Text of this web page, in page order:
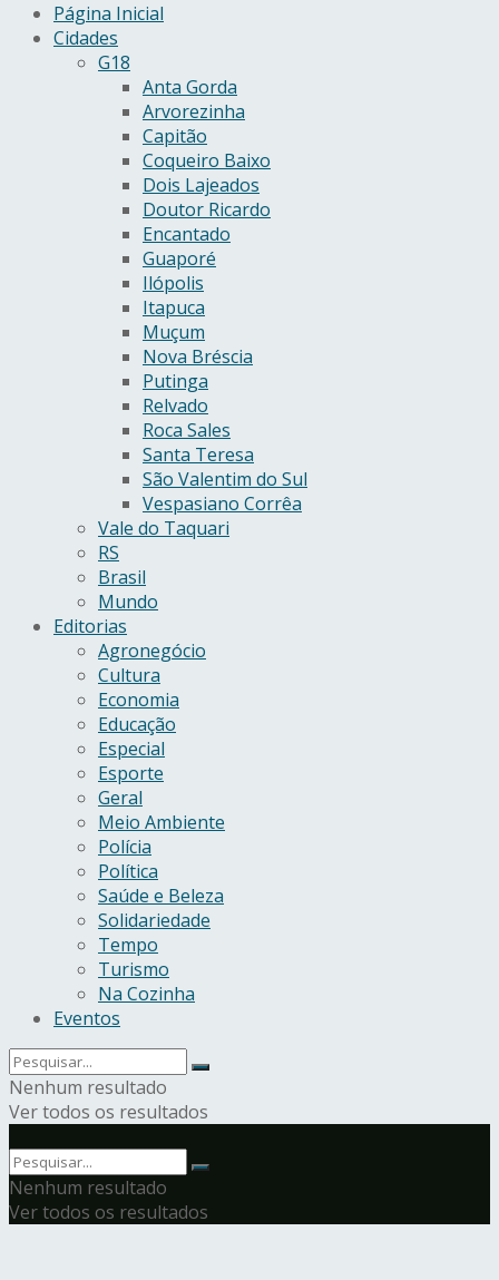
Página Inicial
Cidades
G18
Anta Gorda
Arvorezinha
Capitão
Coqueiro Baixo
Dois Lajeados
Doutor Ricardo
Encantado
Guaporé
Ilópolis
Itapuca
Muçum
Nova Bréscia
Putinga
Relvado
Roca Sales
Santa Teresa
São Valentim do Sul
Vespasiano Corrêa
Vale do Taquari
RS
Brasil
Mundo
Editorias
Agronegócio
Cultura
Economia
Educação
Especial
Esporte
Geral
Meio Ambiente
Polícia
Política
Saúde e Beleza
Solidariedade
Tempo
Turismo
Na Cozinha
Eventos
Nenhum resultado
Ver todos os resultados
Nenhum resultado
Ver todos os resultados